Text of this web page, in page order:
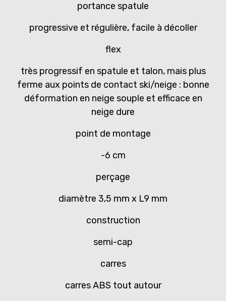
portance spatule
progressive et régulière, facile à décoller
flex
très progressif en spatule et talon, mais plus
ferme aux points de contact ski/neige : bonne
déformation en neige souple et efficace en
neige dure
point de montage
-6 cm
perçage
diamètre 3,5 mm x L9 mm
construction
semi-cap
carres
carres ABS tout autour